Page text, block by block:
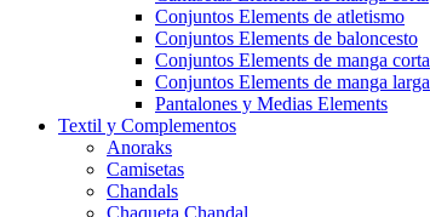
Conjuntos Elements de atletismo
Conjuntos Elements de baloncesto
Conjuntos Elements de manga corta
Conjuntos Elements de manga larga
Pantalones y Medias Elements
Textil y Complementos
Anoraks
Camisetas
Chandals
Chaqueta Chandal